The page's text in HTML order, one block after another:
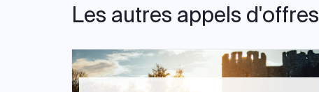
Les autres appels d'offres